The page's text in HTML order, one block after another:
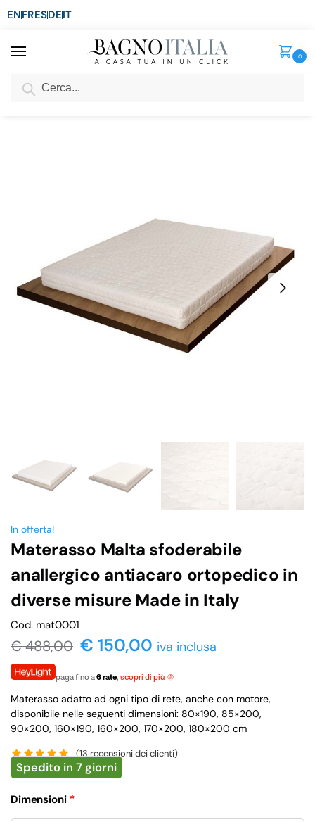
ENFRESDEIT
0
SCONTO del 3%
In offerta!
Materasso Malta sfoderabile
anallergico antiacaro ortopedico in
diverse misure Made in Italy
Cod. mat0001
€488,00 € 150,00 iva inclusa
paga fino a6 rate, scopri di più
Materasso adatto ad ogni tipo di rete, anche con motore,
disponibile nelle seguenti dimensioni: 80×190, 85×200,
90×200, 160×190, 160×200, 170×200, 180×200 cm
(13recensioni dei clienti)
Spedito in 7 giorni
Dimensioni *